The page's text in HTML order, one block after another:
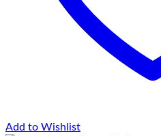
Add to Wishlist